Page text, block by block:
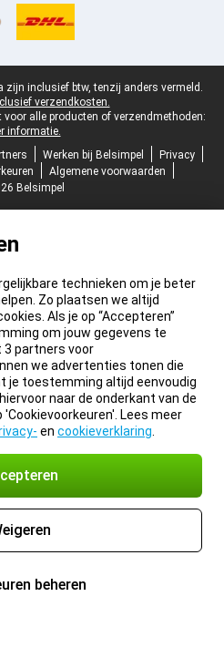
zijn inclusief btw, tenzij anders vermeld.
verzendkosten.
voor alle producten of verzendmethoden:
informatie.
Werken bij Belsimpel
Privacy
Algemene voorwaarden
Belsimpel
technieken om je beter
Zo plaatsen we altijd
Als je op “Accepteren”
om jouw gegevens te
3 partners voor
we advertenties tonen die
je toestemming altijd eenvoudig
naar de onderkant van de
Lees meer
en cookieverklaring
beheren